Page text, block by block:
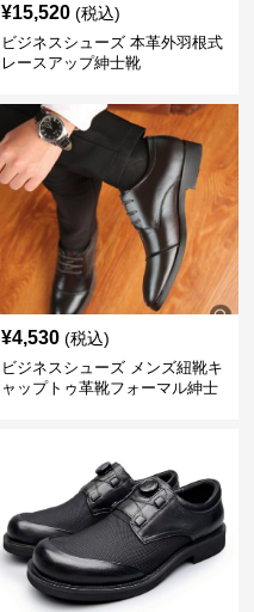
¥15,520 (税込)
ビジネスシューズ 本革外羽根式
レースアップ紳士靴
¥4,530 (税込)
ビジネスシューズ メンズ紐靴キ
ャップトゥ革靴フォーマル紳士